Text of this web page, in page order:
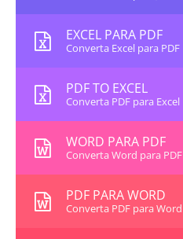
EXCEL PARA PDF
Converta Excel para PDF
PDF TO EXCEL
Converta PDF para Excel
WORD PARA PDF
Converta Word para PDF
PDF PARA WORD
Converta PDF para Word